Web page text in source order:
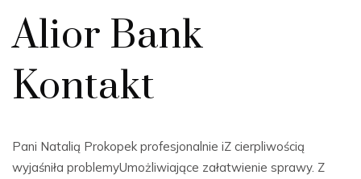
Alior Bank
Kontakt
Pani Natalią Prokopek profesjonalnie iZ cierpliwością
wyjaśniła problemyUmożliwiające załatwienie sprawy. Z